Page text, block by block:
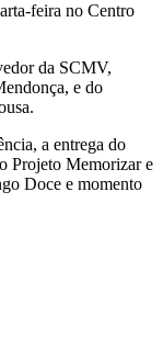
feira no Centro
da SCMV,
e do
a entrega do
Projeto Memorizar e
Doce e momento